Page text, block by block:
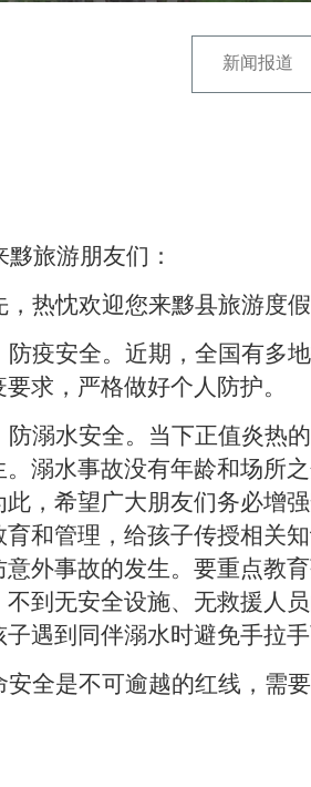
新闻报道
黟旅游朋友们 ：
，热忱欢迎您来黟县旅游度
防疫安全。近期，全国有多
求，严格做好个人防护。
防溺水安全。当下正值炎热
。溺水事故没有年龄和场所
此，希望广大朋友们务必增
育和管理，给孩子传授相关
意外事故的发生。要重点教
不到无安全设施、无救援人
遇到同伴溺水时避免手拉
安全是不可逾越的红线，需